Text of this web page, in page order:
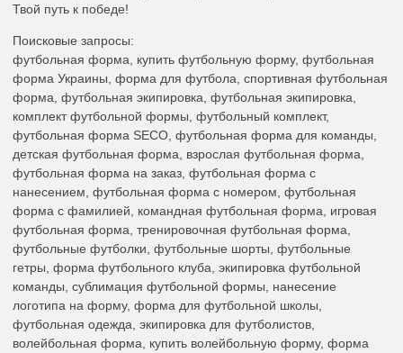
Твой путь к победе!
Поисковые запросы:
футбольная форма, купить футбольную форму, футбольная
форма Украины, форма для футбола, спортивная футбольная
форма, футбольная экипировка, футбольная экипировка,
комплект футбольной формы, футбольный комплект,
футбольная форма SECO, футбольная форма для команды,
детская футбольная форма, взрослая футбольная форма,
футбольная форма на заказ, футбольная форма с
нанесением, футбольная форма с номером, футбольная
форма с фамилией, командная футбольная форма, игровая
футбольная форма, тренировочная футбольная форма,
футбольные футболки, футбольные шорты, футбольные
гетры, форма футбольного клуба, экипировка футбольной
команды, сублимация футбольной формы, нанесение
логотипа на форму, форма для футбольной школы,
футбольная одежда, экипировка для футболистов,
волейбольная форма, купить волейбольную форму, форма